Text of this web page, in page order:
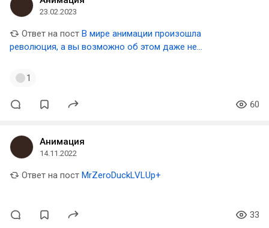
23.02.2023
Ответ на пост В мире анимации произошла
революция, а вы возможно об этом даже не
1
60
Анимация
14.11.2022
Ответ на пост MrZeroDuckLVLUp+
33